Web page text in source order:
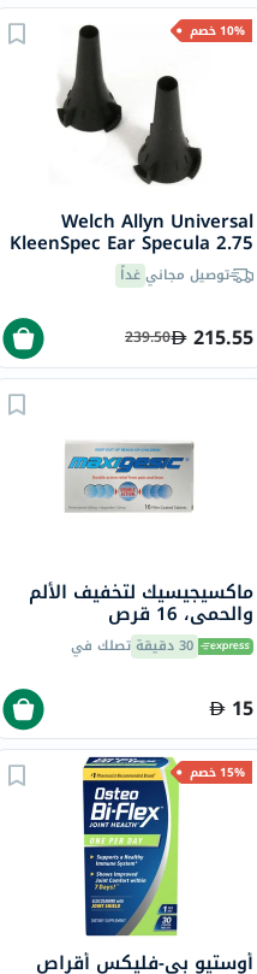
10% خصم
Welch Allyn Universal
KleenSpec Ear Specula 2.75
mmتوصيل مجانيغداً
215.55
239.50
ماكسيجيسيك لتخفيف الألم
والحمى، 16 قرص
30 دقيقة تصلك في
15
15% خصم
أوستيو بي-فليكس أقراص